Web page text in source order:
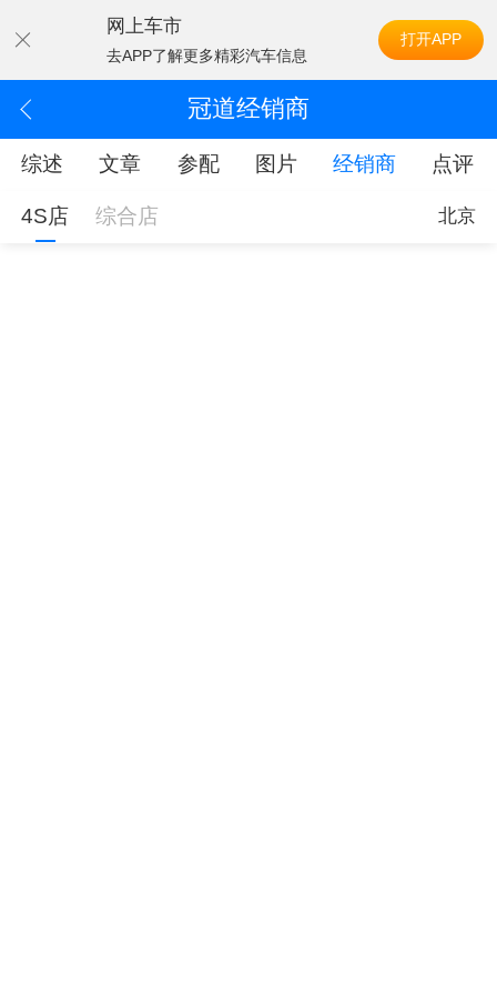
网上车市
去APP了解更多精彩汽车信息
打开APP
冠道经销商
综述 文章 参配 图片 经销商 点评
4S店 综合店 北京